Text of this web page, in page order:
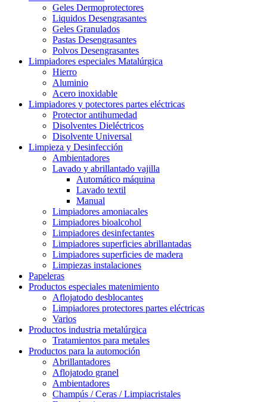
Geles Dermoprotectores
Liquidos Desengrasantes
Geles Granulados
Pastas Desengrasantes
Polvos Desengrasantes
Limpiadores especiales Matalúrgica
Hierro
Aluminio
Acero inoxidable
Limpiadores y potectores partes eléctricas
Protector antihumedad
Disolventes Dieléctricos
Disolvente Universal
Limpieza y Desinfección
Ambientadores
Lavado y abrillantado vajilla
Automático máquina
Lavado textil
Manual
Limpiadores amoniacales
Limpiadores bioalcohol
Limpiadores desinfectantes
Limpiadores superficies abrillantadas
Limpiadores superficies de madera
Limpiezas instalaciones
Papeleras
Productos especiales matenimiento
Aflojatodo desblocantes
Limpiadores protectores partes eléctricas
Varios
Productos industria metalúrgica
Tratamientos para metales
Productos para la automoción
Abrillantadores
Aflojatodo granel
Ambientadores
Champús / Ceras / Limpiacristales